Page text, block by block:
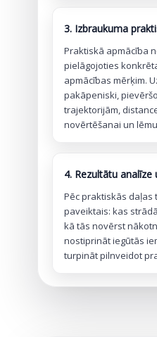
3. Izbraukuma
Praktiskā apmācība
pielāgojoties
apmācības mērķim.
pakāpeniski,
trajektorijām,
novērtēšanai un
4. Rezultātu analīze
Pēc praktiskās daļas
paveiktais: kas
kā tās novērst
nostiprināt iegūtās
turpināt pilnveidot